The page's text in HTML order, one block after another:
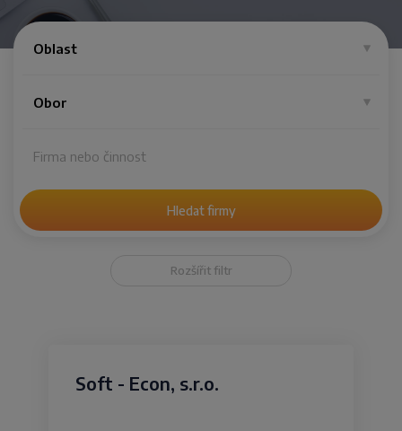
Oblast
Obor
Hledat firmy
Rozšířit filtr
Soft - Econ, s.r.o.